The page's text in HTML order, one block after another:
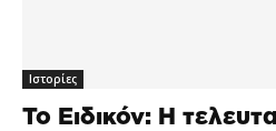
Ιστορίες
Το Ειδικόν: Η